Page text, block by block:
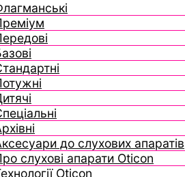
до слухових апаратів
слухові апарати Oticon
Oticon